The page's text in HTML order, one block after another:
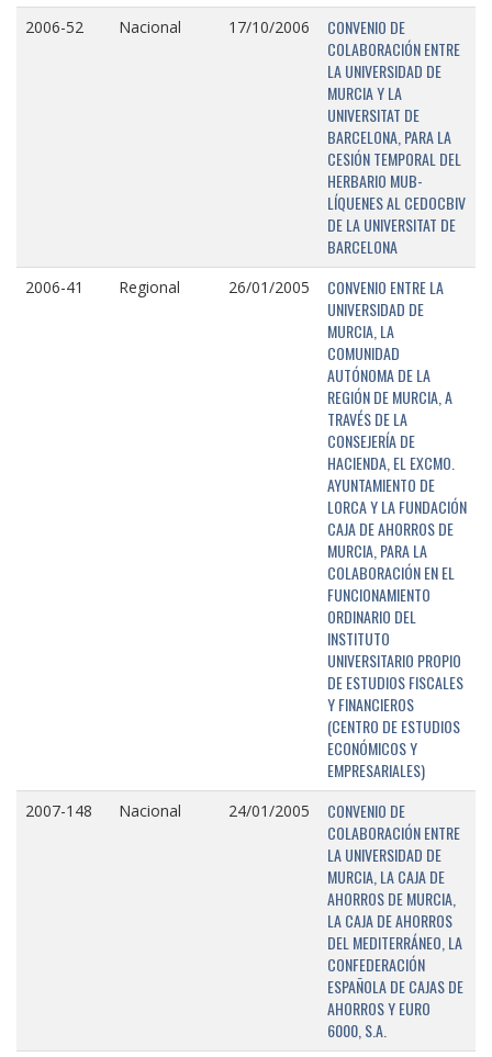
2006-52 Nacional 17/10/2006
CONVENIO DE
COLABORACIÓN ENTRE
LA UNIVERSIDAD DE
MURCIA Y LA
UNIVERSITAT DE
BARCELONA, PARA LA
CESIÓN TEMPORAL DEL
HERBARIO MUB-
LÍQUENES AL CEDOCBIV
DE LA UNIVERSITAT DE
BARCELONA
2006-41 Regional 26/01/2005
CONVENIO ENTRE LA
UNIVERSIDAD DE
MURCIA, LA
COMUNIDAD
AUTÓNOMA DE LA
REGIÓN DE MURCIA, A
TRAVÉS DE LA
CONSEJERÍA DE
HACIENDA, EL EXCMO.
AYUNTAMIENTO DE
LORCA Y LA FUNDACIÓN
CAJA DE AHORROS DE
MURCIA, PARA LA
COLABORACIÓN EN EL
FUNCIONAMIENTO
ORDINARIO DEL
INSTITUTO
UNIVERSITARIO PROPIO
DE ESTUDIOS FISCALES
Y FINANCIEROS
(CENTRO DE ESTUDIOS
ECONÓMICOS Y
EMPRESARIALES)
2007-148 Nacional 24/01/2005
CONVENIO DE
COLABORACIÓN ENTRE
LA UNIVERSIDAD DE
MURCIA, LA CAJA DE
AHORROS DE MURCIA,
LA CAJA DE AHORROS
DEL MEDITERRÁNEO, LA
CONFEDERACIÓN
ESPAÑOLA DE CAJAS DE
AHORROS Y EURO
6000, S.A.